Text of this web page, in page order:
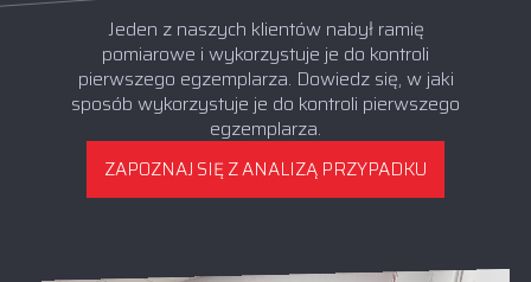
Jeden z naszych klientów nabył ramię
pomiarowe i wykorzystuje je do kontroli
pierwszego egzemplarza. Dowiedz się, w jaki
sposób wykorzystuje je do kontroli pierwszego
egzemplarza.
ZAPOZNAJ SIĘ Z ANALIZĄ PRZYPADKU